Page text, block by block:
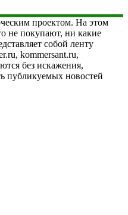
проектом. На этом
не покупают, ни какие
собой ленту
kommersant.ru,
без искажения,
публикуемых новостей